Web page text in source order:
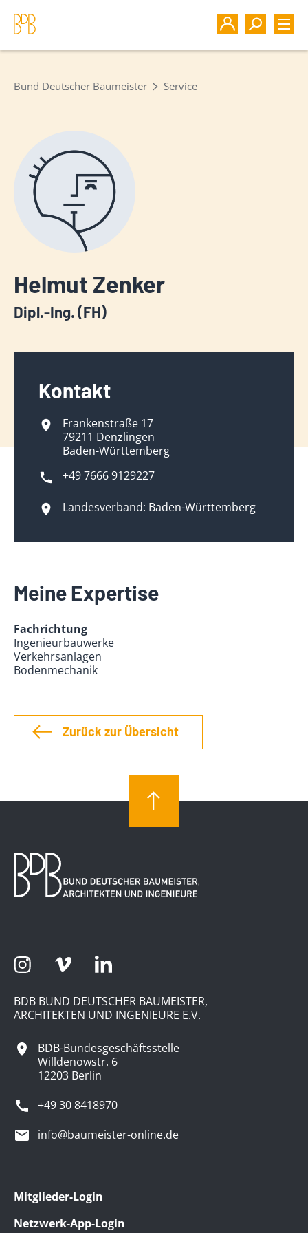
Bund Deutscher Baumeister Service
Helmut Zenker
Dipl.-Ing. (FH)
Kontakt
Frankenstraße 17
79211 Denzlingen
Baden-Württemberg
+49 7666 9129227
Landesverband: Baden-Württemberg
Meine Expertise
Fachrichtung
Ingenieurbauwerke
Verkehrsanlagen
Bodenmechanik
Zurück zur Übersicht
BDB BUND DEUTSCHER BAUMEISTER,
ARCHITEKTEN UND INGENIEURE E.V.
BDB-Bundesgeschäftsstelle
Willdenowstr. 6
12203 Berlin
+49 30 8418970
info@baumeister-online.de
Mitglieder-Login
Netzwerk-App-Login